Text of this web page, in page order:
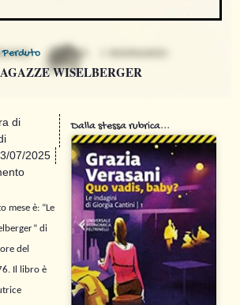
Perduto
WISELBERGER
di
07/2025
mese è: “Le
di
del
Il libro è
Dalla stessa rubrica...